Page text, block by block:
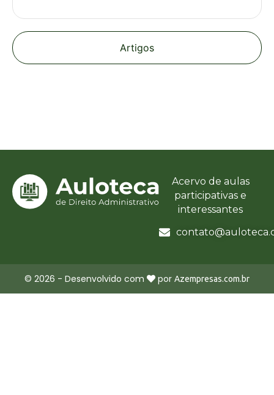
Artigos
Acervo de aulas
participativas e
interessantes
© 2026 - Desenvolvido com por Azempresas.com.br